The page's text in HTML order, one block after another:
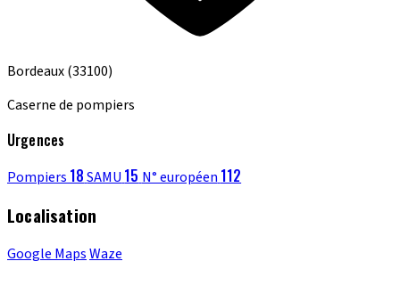
Bordeaux(33100)
Caserne de pompiers
Urgences
Pompiers 18SAMU 15 N° européen 112
Localisation
Google MapsWaze